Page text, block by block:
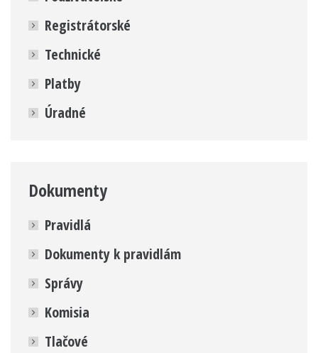
Registrátorské
Technické
Platby
Úradné
Dokumenty
Pravidlá
Dokumenty k pravidlám
Správy
Komisia
Tlačové